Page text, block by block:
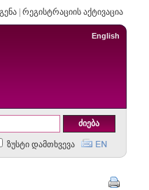
| რეგისტრაციის აქტივაცია
English
ზუსტი დამთხვევა